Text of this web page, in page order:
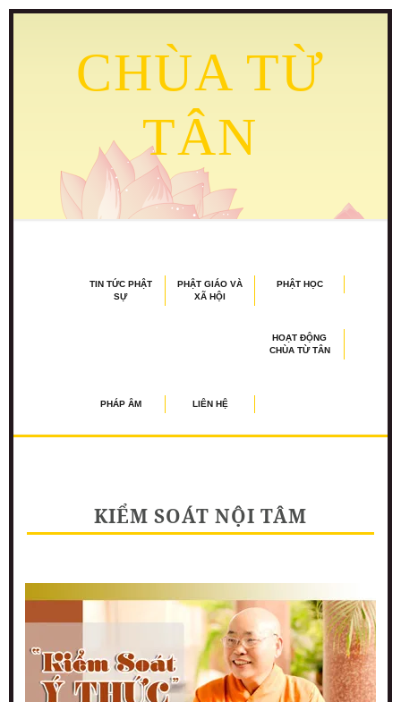
CHÙA TỪ
TÂN
TIN TỨC PHẬT
SỰ
PHẬT GIÁO VÀ
XÃ HỘI
PHẬT HỌC
HOẠT ĐỘNG
CHÙA TỪ TÂN
PHÁP ÂM LIÊN HỆ
KIỂM SOÁT NỘI TÂM